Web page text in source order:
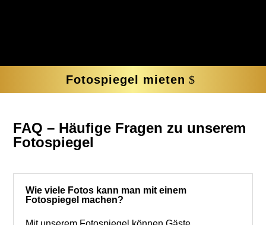
Fotospiegel mieten
FAQ – Häufige Fragen zu unserem
Fotospiegel
Wie viele Fotos kann man mit einem
Fotospiegel machen?